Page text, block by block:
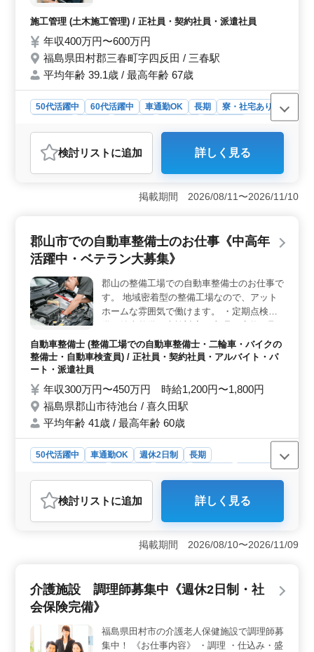
新入社員も採用し、多様な世代が協力して業務に取り組
んでいます。
工の管理をしていただける方を歓迎します。
験者大歓迎です。 〈仕事内容〉 工事の計画
を立てる段階から工事現場での打ち合わせ、
スケジュールの管理などをお任せします。
一貫した管理をしていただきます。 〈特
徴〉 ・10代から70代まで、年齢を問わず活
躍できる職場です。 ・スキルや技術を社内
で共有する制度が整っており、スタッフ間で
ることができます。
施工管理 (土木施工管理) / 正社員・契約社員・派遣社員
年収400万円〜600万円
福島県田村郡三春町字四反田 / 三春駅
平均年齢 39.1歳 / 最高年齢 67歳
50代活躍中 60代活躍中 車通勤OK 長期
寮・社宅あり
おすすめポイント
＜幅広い年代が活躍する職場＞ 10代から70代までの幅
広い年齢層が活躍できる環境です。経験豊富な方や業界
経験者を歓迎し、スキルや技術を共有しながら安心して
仕事を進められます。 ＜土木工事の一貫した管理
し、土木工事の施工管理に携われます。 ＜安定した
給与と福利厚生＞ 年収400〜600万円という安定した給
の福利厚生も充実しています。
検討リスト に追加 詳しく見る
掲載期間 2026/08/11〜2026/11/10
郡山市での自動車整備士のお仕事《中高年
活躍中・ベテラン大募集》
郡山の整備工場での自動車整備士のお仕事で
す。 地域密着型の整備工場なので、アット
ホームな雰囲気で働けます。 ・定期点検整
り付け・補修 ・トラブルシューティング時
の整備業務全般 ・お客さんの見積もり対応
の設置 ・オーディオ・ナビ等の取付け ＊50
歳以上も活躍中 ＊今までの経験を活かして
ください
自動車整備士 (整備工場での自動車整備士・二輪車・バイクの
整備士・自動車検査員) / 正社員・契約社員・アルバイト・パ
ート・派遣社員
年収300万円〜450万円 時給1,200円〜1,800円
福島県郡山市待池台 / 喜久田駅
平均年齢 41歳 / 最高年齢 60歳
50代活躍中 車通勤OK 週休2日制
長期
派遣社員
自動車整備士
おすすめポイント
＜働きやすさ＞ 郡山市での自動車整備士の求人は、中
高年の方々が活躍しやすい環境が整っています。アット
ホームな雰囲気の整備工場で、地域に密着した働き方が
場での自動車整備士として、定期点検整備や車検対応、
部品の取り付けや補修など、幅広い業務を担当します。
り、経験を活かして技術を提供してください。 ＜給
与＆福利厚生＞ 年収300万円〜450万円という安定した
検討リスト に追加 詳しく見る
掲載期間 2026/08/10〜2026/11/09
介護施設 調理師募集中《週休2日制・社
会保険完備》
福島県田村市の介護老人保健施設で調理師募
集中！ 《お仕事内容》 ・調理 ・仕込み・盛